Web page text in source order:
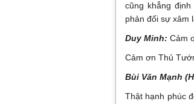
cũng khẳng
phản đối sự xâm
Duy Minh: Cảm
Cảm ơn Thủ
Bùi Văn Mạnh
Thật hạnh phúc